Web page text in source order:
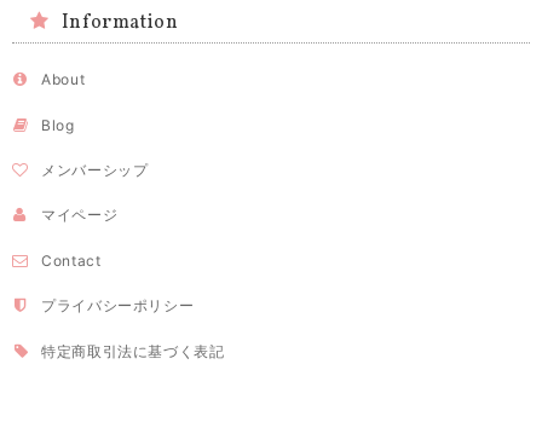
Information
About
Blog
メンバーシップ
マイページ
Contact
プライバシーポリシー
特定商取引法に基づく表記